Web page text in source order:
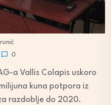
0
a Vallis Colapis uskoro
kuna potpora iz
razdoblje do 2020.